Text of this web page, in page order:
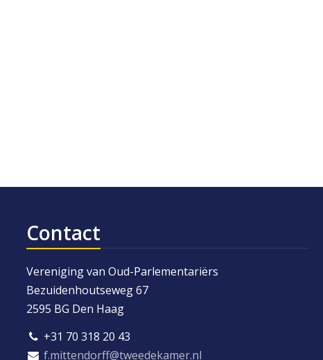
Contact
Vereniging van Oud-Parlementariërs
Bezuidenhoutseweg 67
2595 BG Den Haag
+31 70 318 20 43
f.mittendorff@tweedekamer.nl